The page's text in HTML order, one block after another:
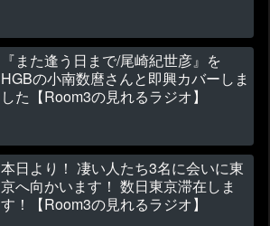
『また逢う日まで/尾崎紀世彦』を
HGBの小南数麿さんと即興カバーしま
した【Room3の見れるラジオ】
本日より！ 凄い人たち3名に会いに東
京へ向かいます！ 数日東京滞在しま
す！【Room3の見れるラジオ】